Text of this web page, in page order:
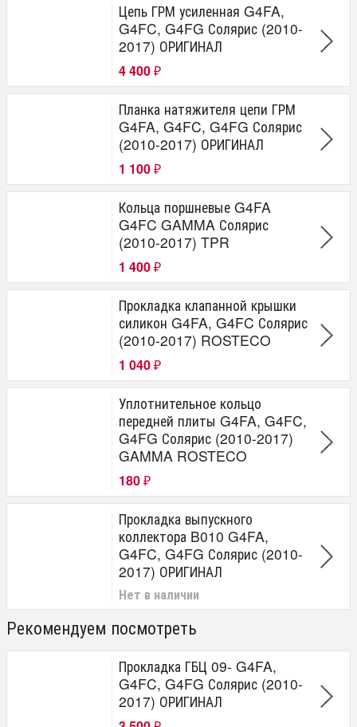
Цепь ГРМ усиленная G4FA,
G4FC, G4FG Солярис (2010-
2017) ОРИГИНАЛ
4 400 ₽
Планка натяжителя цепи ГРМ
G4FA, G4FC, G4FG Солярис
(2010-2017) ОРИГИНАЛ
1 100 ₽
Кольца поршневые G4FA
G4FC GAMMA Солярис
(2010-2017) TPR
1 400 ₽
Прокладка клапанной крышки
силикон G4FA, G4FC Солярис
(2010-2017) ROSTECO
1 040 ₽
Уплотнительное кольцо
передней плиты G4FA, G4FC,
G4FG Солярис (2010-2017)
GAMMA ROSTECO
180 ₽
Прокладка выпускного
коллектора B010 G4FA,
G4FC, G4FG Солярис (2010-
2017) ОРИГИНАЛ
Нет в наличии
Рекомендуем посмотреть
Прокладка ГБЦ 09- G4FA,
G4FC, G4FG Солярис (2010-
2017) ОРИГИНАЛ